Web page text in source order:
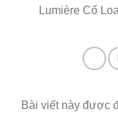
Lumière Cổ Loa
Bài viết này được